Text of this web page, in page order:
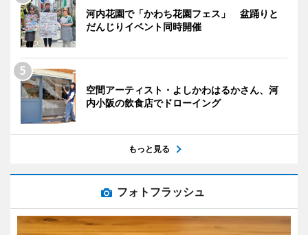
河内花園で「かわち花園フェス」 盆踊りと
だんじりイベント同時開催
空間アーティスト・よしかわはるかさん、河
内小阪の飲食店でドローイング
もっと見る
フォトフラッシュ